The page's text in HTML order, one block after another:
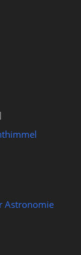
Astronomie